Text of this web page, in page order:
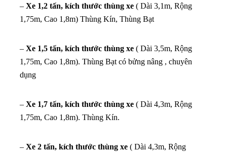
– Xe 1,2 tấn, kích thước thùng xe ( Dài 3,1m, Rộng
1,75m, Cao 1,8m) Thùng Kín, Thùng Bạt
– Xe 1,5 tấn, kích thước thùng xe ( Dài 3,5m, Rộng
1,75m, Cao 1,8m). Thùng Bạt có bửng nâng , chuyên
dụng
– Xe 1,7 tấn, kích thước thùng xe ( Dài 4,3m, Rộng
1,75m, Cao 1,8m). Thùng Kín.
– Xe 2 tấn, kích thước thùng xe ( Dài 4,3m, Rộng